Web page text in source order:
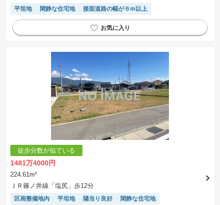
平坦地 閑静な住宅地 接面道路の幅が６m以上
徒歩分数が似ている
1481万4000円
224.61m²
ＪＲ篠ノ井線「塩尻」歩12分
区画整備地内 平坦地 陽当り良好
閑静な住宅地